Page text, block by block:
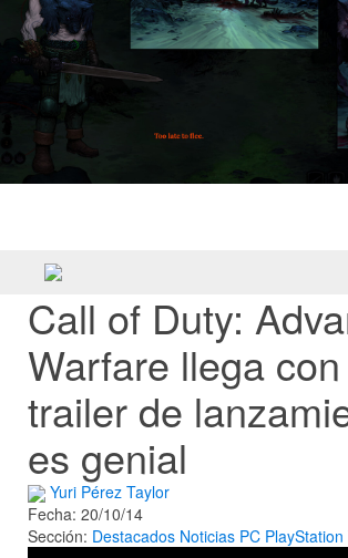
Call of Duty:
Warfare llega
trailer de
es genial
Yuri Pérez Taylor
Fecha: 20/10/14
Sección: Destacados Noticias PC PlayStation